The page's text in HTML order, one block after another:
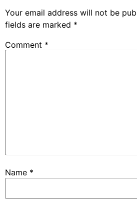
Your email address will not be
fields are marked *
Comment *
Name *